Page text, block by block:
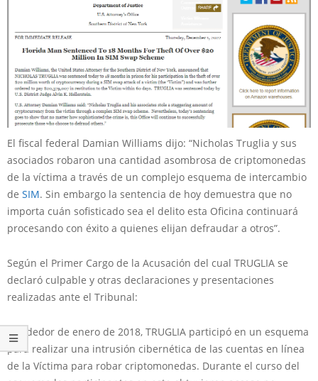
El fiscal federal Damian Williams dijo: “Nicholas Truglia y sus
asociados robaron una cantidad asombrosa de criptomonedas
de la víctima a través de un complejo esquema de intercambio
de SIM. Sin embargo la sentencia de hoy demuestra que no
importa cuán sofisticado sea el delito esta Oficina continuará
procesando con éxito a quienes elijan defraudar a otros”.
Según el Primer Cargo de la Acusación del cual TRUGLIA se
declaró culpable y otras declaraciones y presentaciones
realizadas ante el Tribunal:
Alrededor de enero de 2018, TRUGLIA participó en un esquema
para realizar una intrusión cibernética de las cuentas en línea
de la Víctima para robar criptomonedas. Durante el curso del